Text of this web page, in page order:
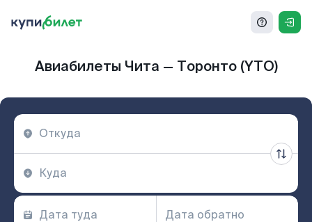
Авиабилеты Чита — Торонто (YTO)